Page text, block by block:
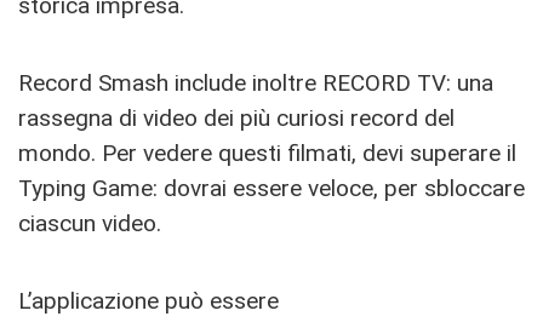
Record Smash include inoltre RECORD TV: una
rassegna di video dei più curiosi record del
mondo. Per vedere questi filmati, devi superare il
Typing Game: dovrai essere veloce, per sbloccare
ciascun video.
L’applicazione può essere